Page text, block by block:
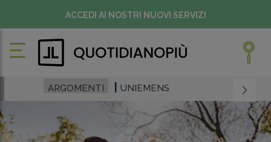
ACCEDI AI NOSTRI NUOVI SERVIZI
ARGOMENTI UNIEMENS